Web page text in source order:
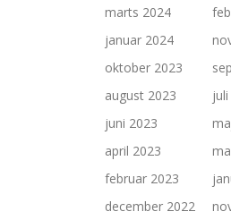
marts 2024
januar 2024
oktober 2023
august 2023
juni 2023
april 2023
februar 2023
december 2022